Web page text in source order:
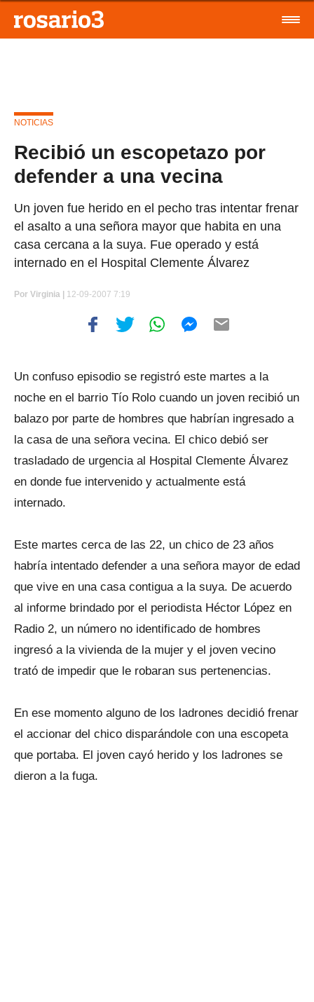
NOTICIAS
Recibió un escopetazo por
defender a una vecina
Un joven fue herido en el pecho tras intentar frenar
el asalto a una señora mayor que habita en una
casa cercana a la suya. Fue operado y está
internado en el Hospital Clemente Álvarez
Por Virginia | 12-09-2007 7:19
Un confuso episodio se registró este martes a la
noche en el barrio Tío Rolo cuando un joven recibió un
balazo por parte de hombres que habrían ingresado a
la casa de una señora vecina. El chico debió ser
trasladado de urgencia al Hospital Clemente Álvarez
en donde fue intervenido y actualmente está
internado.
Este martes cerca de las 22, un chico de 23 años
habría intentado defender a una señora mayor de edad
que vive en una casa contigua a la suya. De acuerdo
al informe brindado por el periodista Héctor López en
Radio 2, un número no identificado de hombres
ingresó a la vivienda de la mujer y el joven vecino
trató de impedir que le robaran sus pertenencias.
En ese momento alguno de los ladrones decidió frenar
el accionar del chico disparándole con una escopeta
que portaba. El joven cayó herido y los ladrones se
dieron a la fuga.